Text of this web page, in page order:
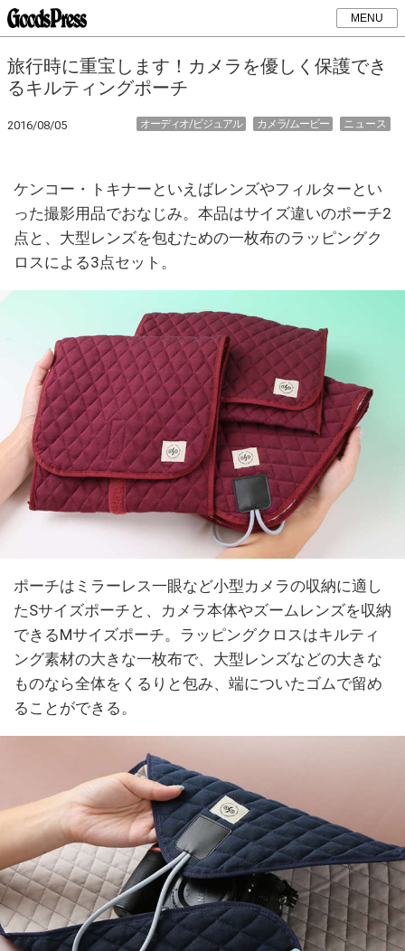
MENU
旅行時に重宝します！カメラを優しく保護でき
るキルティングポーチ
2016/08/05 ニュース
カメラ/ムービー
オーディオ/ビジュアル
ケンコー・トキナーといえばレンズやフィルターとい
った撮影用品でおなじみ。本品はサイズ違いのポーチ2
点と、大型レンズを包むための一枚布のラッピングク
ロスによる3点セット。
ポーチはミラーレス一眼など小型カメラの収納に適し
たSサイズポーチと、カメラ本体やズームレンズを収納
できるMサイズポーチ。ラッピングクロスはキルティ
ング素材の大きな一枚布で、大型レンズなどの大きな
ものなら全体をくるりと包み、端についたゴムで留め
ることができる。